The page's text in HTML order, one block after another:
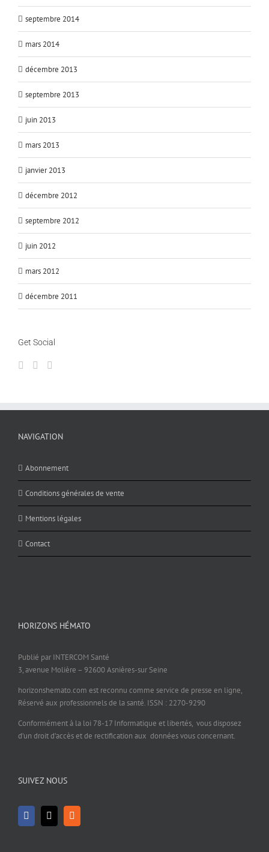
septembre 2014
mars 2014
décembre 2013
septembre 2013
juin 2013
mars 2013
janvier 2013
décembre 2012
septembre 2012
juin 2012
mars 2012
décembre 2011
Get Social
NAVIGATION
Abonnement
Conditions générales de vente
Mentions légales
Contact
HORIZONS HÉMATO
Publié par INTERCOM Santé
3, avenue Molière – 92600 Asnières-sur Seine
horizonshemato.com est reconnu comme service de presse en ligne,
Réservé aux professionnels de la santé. ISSN : 2270-9290
Conformément à la loi 78-17 Informatique et libertés, vous disposez
d’un droit d’accès et de rectification aux données vous concernant.
SUIVEZ NOUS